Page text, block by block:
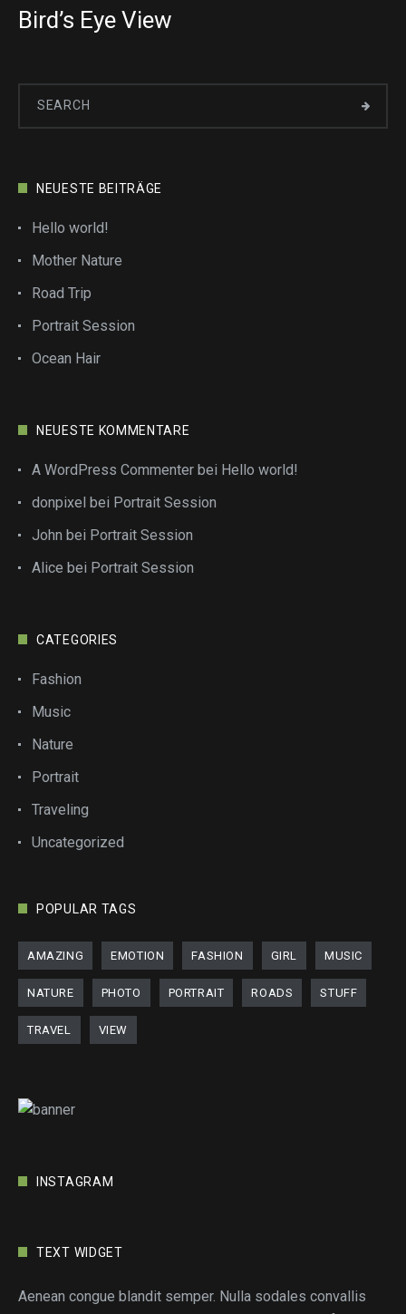
Bird’s Eye View
NEUESTE BEITRÄGE
Hello world!
Mother Nature
Road Trip
Portrait Session
Ocean Hair
NEUESTE KOMMENTARE
A WordPress Commenter bei Hello world!
donpixel bei Portrait Session
John bei Portrait Session
Alice bei Portrait Session
CATEGORIES
Fashion
Music
Nature
Portrait
Traveling
Uncategorized
POPULAR TAGS
AMAZING EMOTION FASHION GIRL MUSIC
NATURE PHOTO PORTRAIT ROADS STUFF
TRAVEL VIEW
INSTAGRAM
TEXT WIDGET
Aenean congue blandit semper. Nulla sodales convallis